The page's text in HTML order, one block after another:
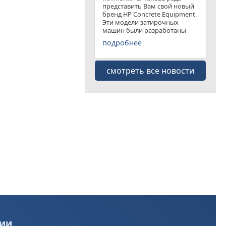
представить Вам свой новый
бренд HP Concrete Equipment.
Эти модели затирочных
машин были разработаны
специально для
удовлетворения рынка
класса . Данная "белая линия"
представлена несколькими
моделями
подробнее
смотреть все новости